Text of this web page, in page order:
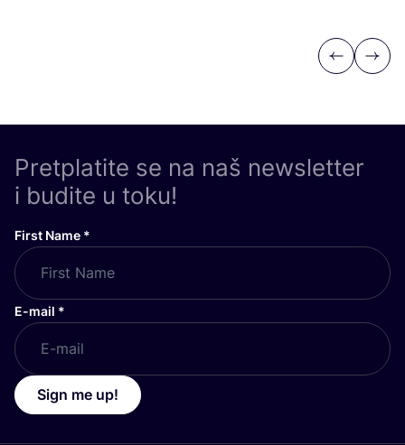
Previous
Next
Pretplatite se na naš newsletter
i budite u toku!
First Name *
E-mail *
Sign me up!